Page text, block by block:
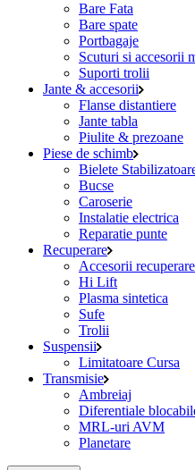
Bare Fata
Bare spate
Portbagaje
Scuturi si accesorii
Suporti trolii
Jante & accesorii
Flanse distantiere
Jante tabla
Piulite & prezoane
Piese de schimb
Bielete
Bucse
Caroserie
Instalatie electrica
Reparatie punte
Recuperare
Accesorii recuperare
Hi Lift
Plasma sintetica
Sufe
Trolii
Suspensii
Limitatoare Cursa
Transmisie
Ambreiaj
Diferentiale
MRL-uri AVM
Planetare